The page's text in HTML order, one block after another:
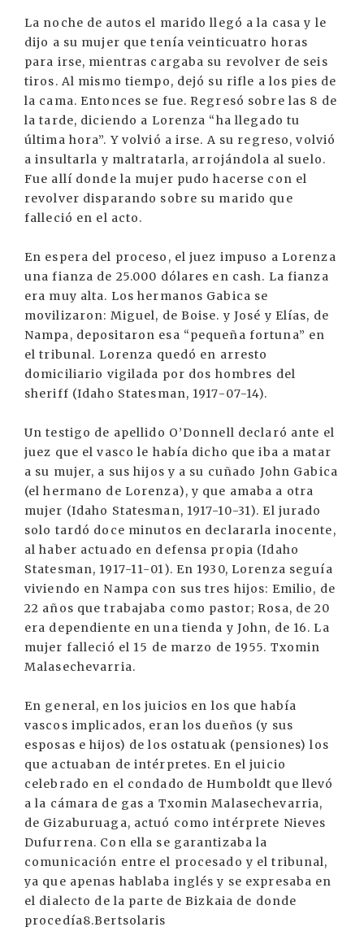
La noche de autos el marido llegó a la casa y le
dijo a su mujer que tenía veinticuatro horas
para irse, mientras cargaba su revolver de seis
tiros. Al mismo tiempo, dejó su rifle a los pies de
la cama. Entonces se fue. Regresó sobre las 8 de
la tarde, diciendo a Lorenza “ha llegado tu
última hora”. Y volvió a irse. A su regreso, volvió
a insultarla y maltratarla, arrojándola al suelo.
Fue allí donde la mujer pudo hacerse con el
revolver disparando sobre su marido que
falleció en el acto.
En espera del proceso, el juez impuso a Lorenza
una fianza de 25.000 dólares en cash. La fianza
era muy alta. Los hermanos Gabica se
movilizaron: Miguel, de Boise. y José y Elías, de
Nampa, depositaron esa “pequeña fortuna” en
el tribunal. Lorenza quedó en arresto
domiciliario vigilada por dos hombres del
sheriff (Idaho Statesman, 1917-07-14).
Un testigo de apellido O’Donnell declaró ante el
juez que el vasco le había dicho que iba a matar
a su mujer, a sus hijos y a su cuñado John Gabica
(el hermano de Lorenza), y que amaba a otra
mujer (Idaho Statesman, 1917-10-31). El jurado
solo tardó doce minutos en declararla inocente,
al haber actuado en defensa propia (Idaho
Statesman, 1917-11-01). En 1930, Lorenza seguía
viviendo en Nampa con sus tres hijos: Emilio, de
22 años que trabajaba como pastor; Rosa, de 20
era dependiente en una tienda y John, de 16. La
mujer falleció el 15 de marzo de 1955. Txomin
Malasechevarria.
En general, en los juicios en los que había
vascos implicados, eran los dueños (y sus
esposas e hijos) de los ostatuak (pensiones) los
que actuaban de intérpretes. En el juicio
celebrado en el condado de Humboldt que llevó
a la cámara de gas a Txomin Malasechevarria,
de Gizaburuaga, actuó como intérprete Nieves
Dufurrena. Con ella se garantizaba la
comunicación entre el procesado y el tribunal,
ya que apenas hablaba inglés y se expresaba en
el dialecto de la parte de Bizkaia de donde
procedía8.Bertsolaris